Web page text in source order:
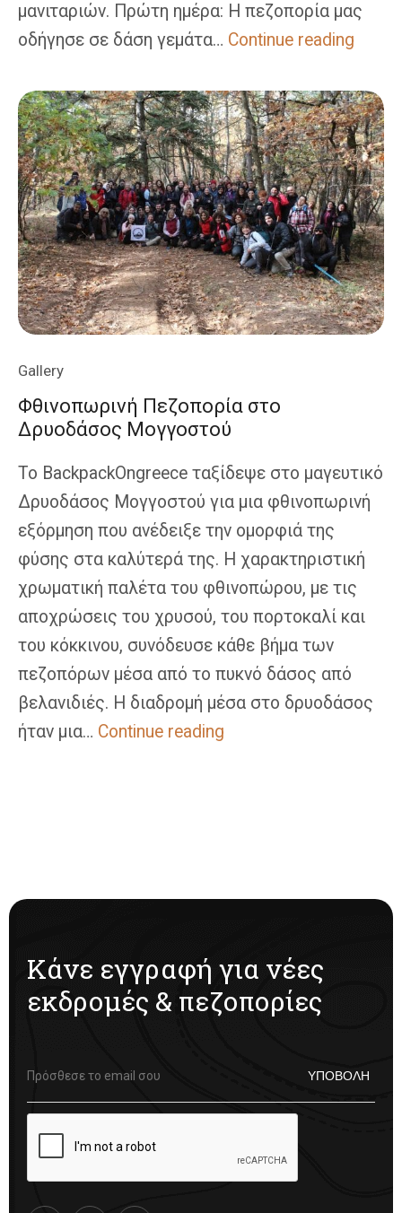
μανιταριών. Πρώτη ημέρα: Η πεζοπορία μας
οδήγησε σε δάση γεμάτα… Continue reading
Στα
Δάση
Του
Gallery
Φθινοπωρινή Πεζοπορία στο
Δρυοδάσος Μογγοστού
Το BackpackOngreece ταξίδεψε στο μαγευτικό
Δρυοδάσος Μογγοστού για μια φθινοπωρινή
εξόρμηση που ανέδειξε την ομορφιά της
φύσης στα καλύτερά της. Η χαρακτηριστική
χρωματική παλέτα του φθινοπώρου, με τις
αποχρώσεις του χρυσού, του πορτοκαλί και
του κόκκινου, συνόδευσε κάθε βήμα των
πεζοπόρων μέσα από το πυκνό δάσος από
βελανιδιές. Η διαδρομή μέσα στο δρυοδάσος
ήταν μια… Continue reading
Κάνε εγγραφή για νέες
εκδρομές & πεζοπορίες